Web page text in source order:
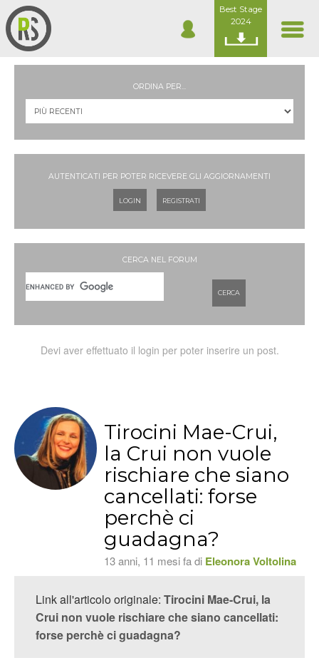
Best Stage
2024
ORDINA PER...
AUTENTICATI PER POTER RICEVERE GLI AGGIORNAMENTI
LOGIN REGISTRATI
CERCA NEL FORUM
CERCA
Devi aver effettuato il login per poter inserire un post.
Tirocini Mae-Crui,
la Crui non vuole
rischiare che siano
cancellati: forse
perchè ci
guadagna?
13 anni, 11 mesi fa di Eleonora Voltolina
Link all'articolo originale: Tirocini Mae-Crui, la
Crui non vuole rischiare che siano cancellati:
forse perchè ci guadagna?